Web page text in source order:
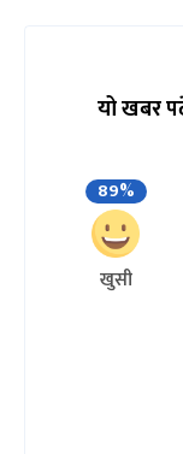
यो खबर
89%
खुसी